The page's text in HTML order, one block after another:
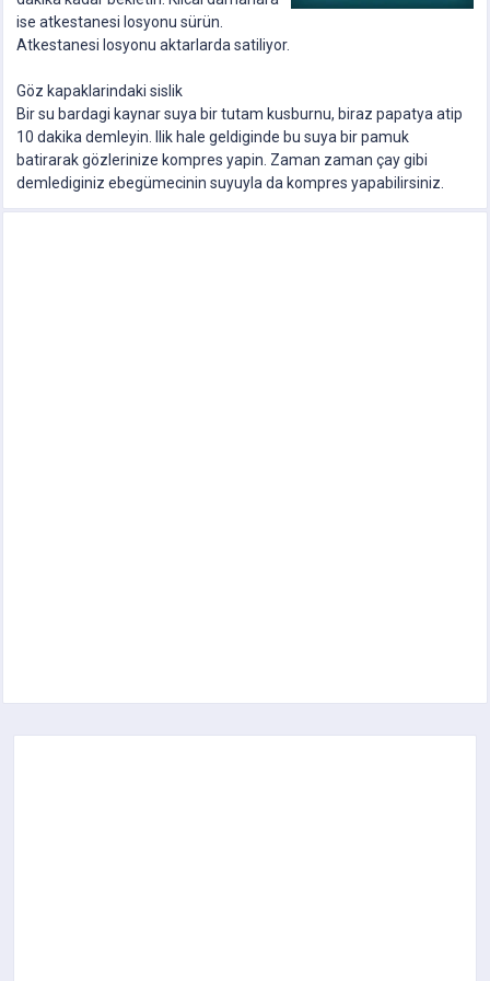
ise atkestanesi losyonu sürün.
Atkestanesi losyonu aktarlarda satiliyor.
Göz kapaklarindaki sislik
Bir su bardagi kaynar suya bir tutam kusburnu, biraz papatya atip
10 dakika demleyin. Ilik hale geldiginde bu suya bir pamuk
batirarak gözlerinize kompres yapin. Zaman zaman çay gibi
demIediginiz ebegümecinin suyuyla da kompres yapabilirsiniz.